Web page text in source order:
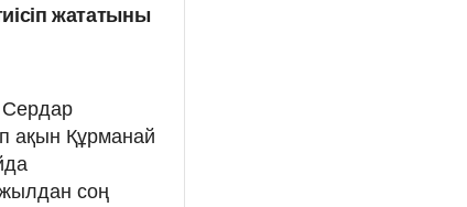
жататыны
Сердар
ақын Құрманай
соң